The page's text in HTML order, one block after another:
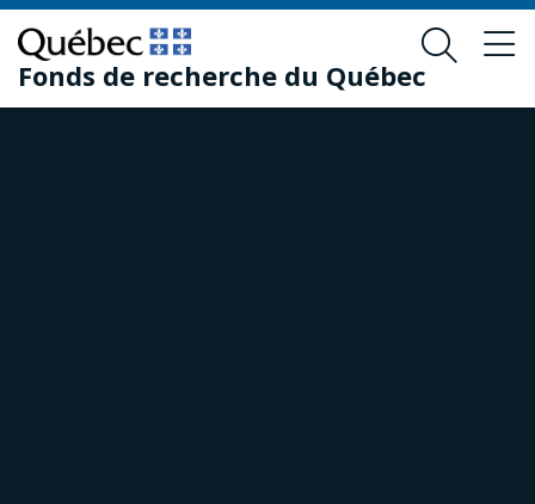
Passer
au
contenu
principal
Passer
au
pied
de
Fonds de recherche du Québec